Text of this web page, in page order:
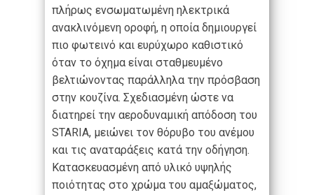
πλήρως ενσωματωμένη ηλεκτρικά
ανακλινόμενη οροφή, η οποία δημιουργεί
πιο φωτεινό και ευρύχωρο καθιστικό
όταν το όχημα είναι σταθμευμένο
βελτιώνοντας παράλληλα την πρόσβαση
στην κουζίνα. Σχεδιασμένη ώστε να
διατηρεί την αεροδυναμική απόδοση του
STARIA, μειώνει τον θόρυβο του ανέμου
και τις αναταράξεις κατά την οδήγηση.
Κατασκευασμένη από υλικό υψηλής
ποιότητας στο χρώμα του αμαξώματος,